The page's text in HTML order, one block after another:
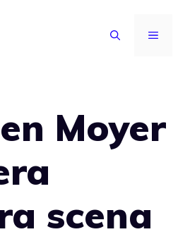
MENU
Moyer
scena